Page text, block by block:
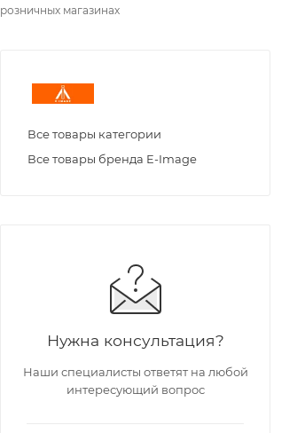
розничных магазинах
Все товары категории
Все товары бренда E-Image
Нужна консультация?
Наши специалисты ответят на любой
интересующий вопрос